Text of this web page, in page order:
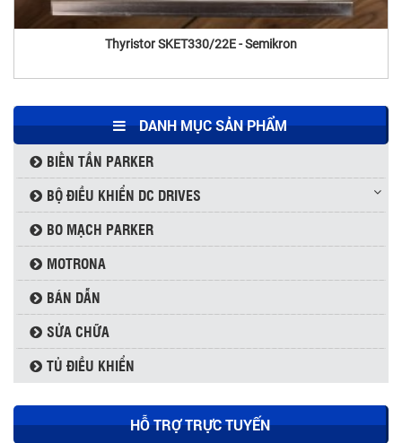
Thyristor SKET330/22E - Semikron
DANH MỤC SẢN PHẨM
BIẾN TẦN PARKER
BỘ ĐIỀU KHIỂN DC DRIVES
BO MẠCH PARKER
MOTRONA
BÁN DẪN
SỬA CHỮA
TỦ ĐIỀU KHIỂN
HỖ TRỢ TRỰC TUYẾN